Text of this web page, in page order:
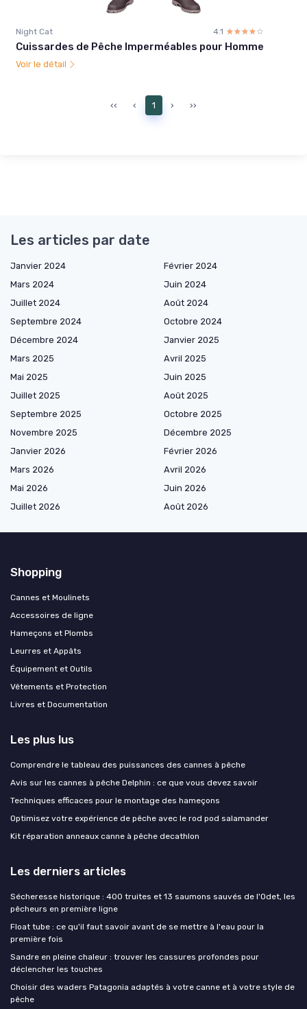
Night Cat 4.1 ☆☆☆☆☆
★★★★★
Cuissardes de Pêche Imperméables pour Homme
Voir le détail
‹‹ ‹ 1 › ››
Les articles par date
Janvier 2024
Février 2024
Mars 2024
Juin 2024
Juillet 2024
Août 2024
Septembre 2024
Octobre 2024
Décembre 2024
Janvier 2025
Mars 2025
Avril 2025
Mai 2025
Juin 2025
Juillet 2025
Août 2025
Septembre 2025
Octobre 2025
Novembre 2025
Décembre 2025
Janvier 2026
Février 2026
Mars 2026
Avril 2026
Mai 2026
Juin 2026
Juillet 2026
Août 2026
Shopping
Cannes et Moulinets
Accessoires de ligne
Hameçons et Plombs
Leurres et Appâts
Équipement et Outils
Vêtements et Protection
Livres et Documentation
Les plus lus
Comprendre le tableau des puissances des cannes à pêche
Avis sur les cannes à pêche Delphin : ce que vous devez savoir
Techniques efficaces pour le montage des hameçons
Optimisez votre expérience de pêche avec le rod pod salamander
Kit réparation anneaux canne à pêche decathlon
Les derniers articles
Sécheresse historique : 400 truites et 13 saumons sauvés de l'Odet, les
pêcheurs en première ligne
Float tube : ce qu'il faut savoir avant de se mettre à l'eau pour la
première fois
Sandre en pleine chaleur : trouver les cassures profondes pour
déclencher les touches
Choisir des waders Patagonia adaptés à votre canne et à votre style de
pêche